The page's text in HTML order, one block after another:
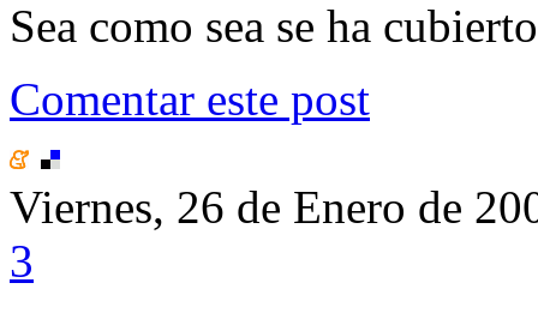
Sea como sea se ha
Comentar este post
Viernes, 26 de Enero de
3